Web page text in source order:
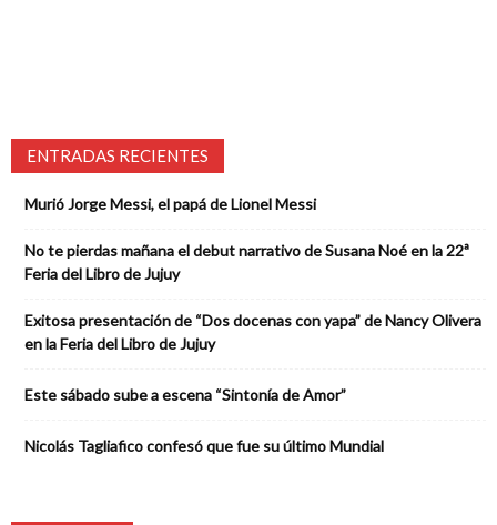
ENTRADAS RECIENTES
Murió Jorge Messi, el papá de Lionel Messi
No te pierdas mañana el debut narrativo de Susana Noé en la 22ª
Feria del Libro de Jujuy
Exitosa presentación de “Dos docenas con yapa” de Nancy Olivera
en la Feria del Libro de Jujuy
Este sábado sube a escena “Sintonía de Amor”
Nicolás Tagliafico confesó que fue su último Mundial